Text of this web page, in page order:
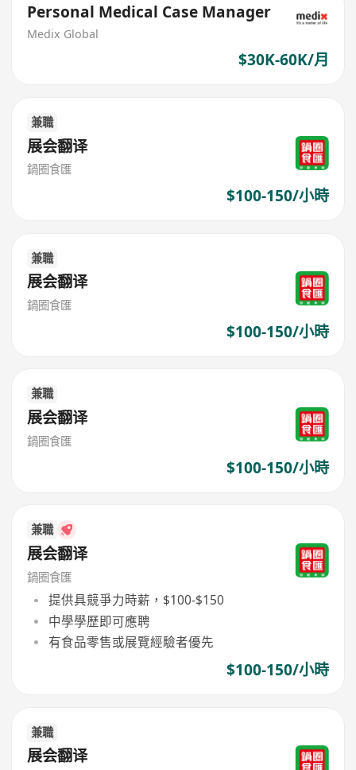
Personal Medical Case Manager
Medix Global
$30K-60K/月
兼職
展会翻译
鍋圈食匯
$100-150/小時
兼職
展会翻译
鍋圈食匯
$100-150/小時
兼職
展会翻译
鍋圈食匯
$100-150/小時
兼職
展会翻译
鍋圈食匯
提供具競爭力時薪，$100-$150
中學學歷即可應聘
有食品零售或展覽經驗者優先
$100-150/小時
兼職
展会翻译